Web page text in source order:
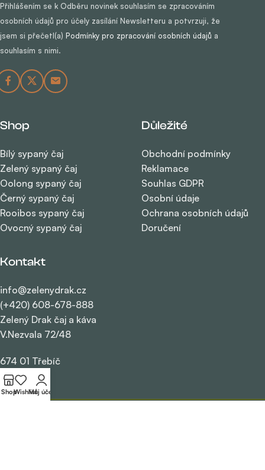
Přihlášením se k Odběru novinek souhlasím se zpracováním
osobních údajů pro účely zasílání Newsletteru a potvrzuji, že
jsem si přečetl(a) Podmínky pro zpracování osobních údajů a
souhlasím s nimi.
Shop
Bílý sypaný čaj
Zelený sypaný čaj
Oolong sypaný čaj
Černý sypaný čaj
Rooibos sypaný čaj
Ovocný sypaný čaj
Důležité
Obchodní podmínky
Reklamace
Souhlas GDPR
Osobní údaje
Ochrana osobních údajů
Doručení
Kontakt
info@zelenydrak.cz
(+420) 608-678-888
Zelený Drak čaj a káva
V.Nezvala 72/48
674 01 Třebíč
ShopWishlistMůj účet